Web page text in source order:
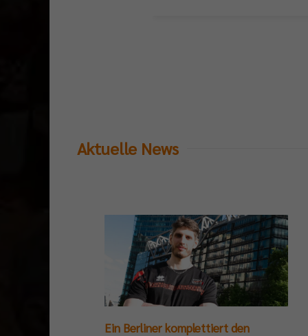
Aktuelle News
Ein Berliner komplettiert den